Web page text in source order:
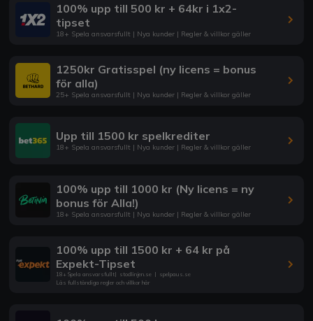
100% upp till 500 kr + 64kr i 1x2-
tipset
18+ Spela ansvarsfullt | Nya kunder | Regler & villkor gäller
1250kr Gratisspel (ny licens = bonus
för alla)
25+ Spela ansvarsfullt | Nya kunder | Regler & villkor gäller
Upp till 1500 kr spelkrediter
18+ Spela ansvarsfullt | Nya kunder | Regler & villkor gäller
100% upp till 1000 kr (Ny licens = ny
bonus för Alla!)
18+ Spela ansvarsfullt | Nya kunder | Regler & villkor gäller
100% upp till 1500 kr + 64 kr på
Expekt-Tipset
18+ Spela ansvarsfullt| stodlinjen.se | spelpaus.se
Läs fullständiga regler och villkor här